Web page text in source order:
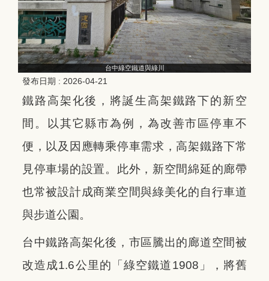
台中綠空鐵道與綠川
發布日期 : 2026-04-21
鐵路高架化後，將誕生高架鐵路下的新空
間。以其它縣市為例，為改善市區停車不
便，以及因應轉乘停車需求，高架鐵路下常
見停車場的設置。此外，新空間綿延的廊帶
也常被設計成商業空間與綠美化的自行車道
與步道公園。
台中鐵路高架化後，市區騰出的廊道空間被
改造成1.6公里的「綠空鐵道1908」，將舊